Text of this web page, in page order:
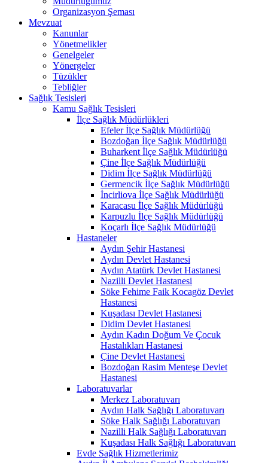
Organizasyon Şeması
Mevzuat
Kanunlar
Yönetmelikler
Genelgeler
Yönergeler
Tüzükler
Tebliğler
Sağlık Tesisleri
Kamu Sağlık Tesisleri
İlçe Sağlık Müdürlükleri
Efeler İlçe Sağlık Müdürlüğü
Bozdoğan İlçe Sağlık Müdürlüğü
Buharkent İlçe Sağlık Müdürlüğü
Çine İlçe Sağlık Müdürlüğü
Didim İlçe Sağlık Müdürlüğü
Germencik İlçe Sağlık Müdürlüğü
İncirliova İlçe Sağlık Müdürlüğü
Karacasu İlçe Sağlık Müdürlüğü
Karpuzlu İlçe Sağlık Müdürlüğü
Koçarlı İlçe Sağlık Müdürlüğü
Hastaneler
Aydın Şehir Hastanesi
Aydın Devlet Hastanesi
Aydın Atatürk Devlet Hastanesi
Nazilli Devlet Hastanesi
Söke Fehime Faik Kocagöz Devlet
Hastanesi
Kuşadası Devlet Hastanesi
Didim Devlet Hastanesi
Aydın Kadın Doğum Ve Çocuk
Hastalıkları Hastanesi
Çine Devlet Hastanesi
Bozdoğan Rasim Menteşe Devlet
Hastanesi
Laboratuvarlar
Merkez Laboratuvarı
Aydın Halk Sağlığı Laboratuvarı
Söke Halk Sağlığı Laboratuvarı
Nazilli Halk Sağlığı Laboratuvarı
Kuşadası Halk Sağlığı Laboratuvarı
Evde Sağlık Hizmetlerimiz